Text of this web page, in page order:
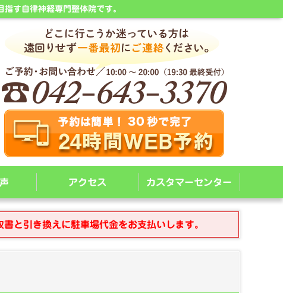
す自律神経専門整体院です。
アクセス カスタマーセンター
と引き換えに駐車場代金をお支払いします。